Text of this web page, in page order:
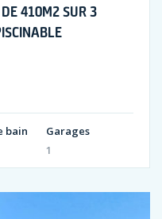
410M2 SUR 3
bain
Garages
1